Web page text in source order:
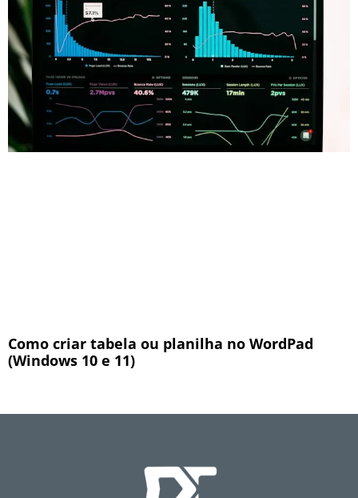
Como criar tabela ou planilha no WordPad
(Windows 10 e 11)